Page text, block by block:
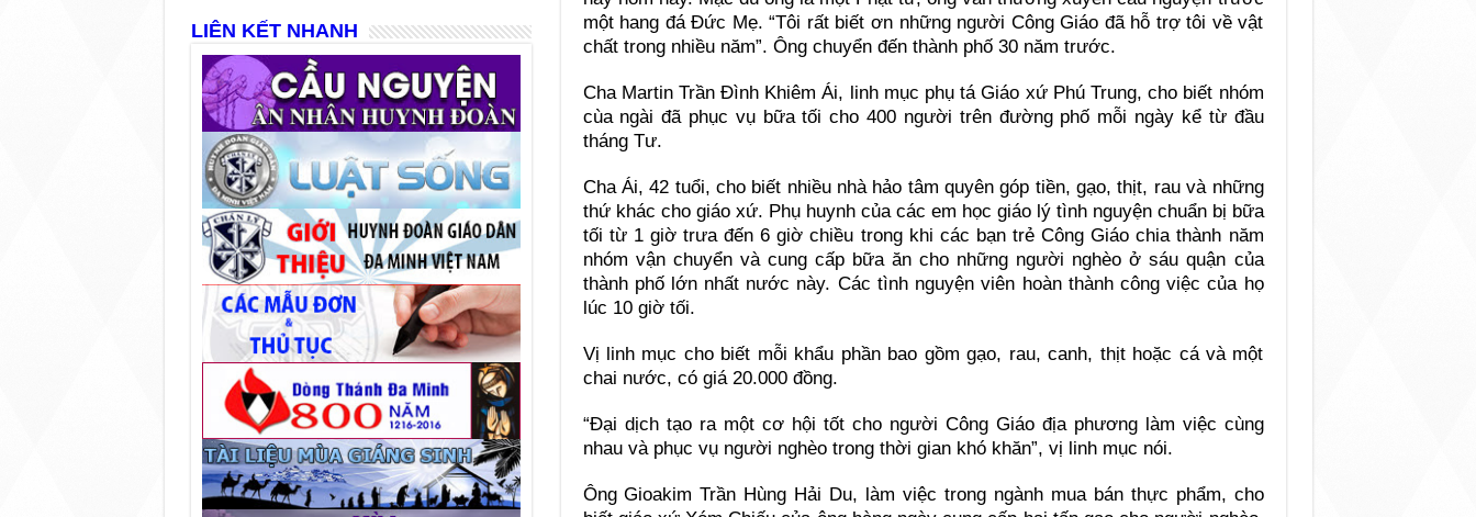
một hang đá Đức Mẹ. “Tôi rất biết ơn những người Công Giáo đã hỗ trợ tôi về vật
chất trong nhiều năm”. Ông chuyển đến thành phố 30 năm trước.
Cha Martin Trần Đình Khiêm Ái, linh mục phụ tá Giáo xứ Phú Trung, cho biết nhóm
cùa ngài đã phục vụ bữa tối cho 400 người trên đường phố mỗi ngày kể từ đầu
tháng Tư.
Cha Ái, 42 tuổi, cho biết nhiều nhà hảo tâm quyên góp tiền, gạo, thịt, rau và những
thứ khác cho giáo xứ. Phụ huynh của các em học giáo lý tình nguyện chuẩn bị bữa
tối từ 1 giờ trưa đến 6 giờ chiều trong khi các bạn trẻ Công Giáo chia thành năm
nhóm vận chuyển và cung cấp bữa ăn cho những người nghèo ở sáu quận của
thành phố lớn nhất nước này. Các tình nguyện viên hoàn thành công việc của họ
lúc 10 giờ tối.
Vị linh mục cho biết mỗi khẩu phần bao gồm gạo, rau, canh, thịt hoặc cá và một
chai nước, có giá 20.000 đồng.
“Đại dịch tạo ra một cơ hội tốt cho người Công Giáo địa phương làm việc cùng
nhau và phục vụ người nghèo trong thời gian khó khăn”, vị linh mục nói.
Ông Gioakim Trần Hùng Hải Du, làm việc trong ngành mua bán thực phẩm, cho
LIÊN KẾT NHANH